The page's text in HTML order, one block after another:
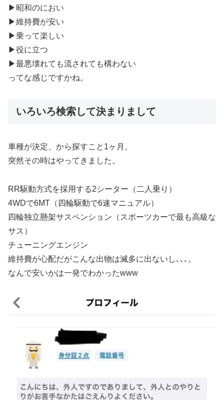
▶︎昭和のにおい
▶︎維持費が安い
▶︎乗って楽しい
▶︎役に立つ
▶︎最悪壊れても流されても構わない
ってな感じですかね。
いろいろ検索して決まりまして
︎車種が決定、から探すこと1ヶ月。
突然その時はやってきました。
RR駆動方式を採用する2シーター（二人乗り）
4WDで6MT（四輪駆動で6速マニュアル）
四輪独立懸架サスペンション（スポーツカーで最も高級な
サス）
チューニングエンジン
維持費が心配だがこんな出物は滅多に出ないし､､､。
なんで安いかは一発でわかったwww